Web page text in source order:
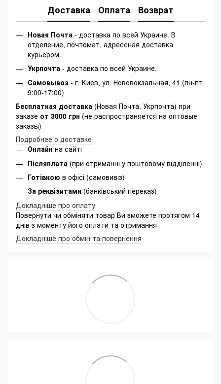
Доставка Оплата Возврат
Новая Почта - доставка по всей Украине. В
отделение, почтомат, адрессная доставка
курьером.
Укрпочта - доставка по всей Украине.
Самовывоз - г. Киев, ул. Нововокзальная, 41 (пн-пт
9:00-17:00)
Бесплатная доставка (Новая Почта, Укрпочта) при
заказе от 3000 грн (не распространяется на оптовые
заказы)
Подробнее о доставке
Онлайн на сайті
Післяплата (при отриманні у поштовому відділенні)
Готівкою в офісі (самовивіз)
За реквізитами (банківський переказ)
Докладніше про оплату
Повернути чи обміняти товар Ви зможете протягом 14
днів з моменту його оплати та отримання
Докладніше про обмін та повернення